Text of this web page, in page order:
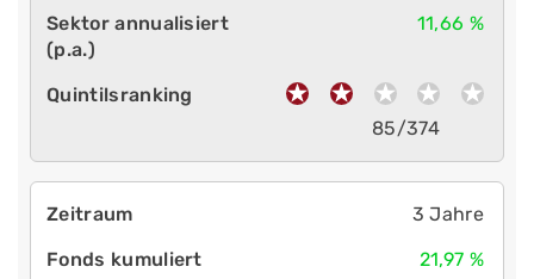
11,66 %
85/374
3 Jahre
21,97 %